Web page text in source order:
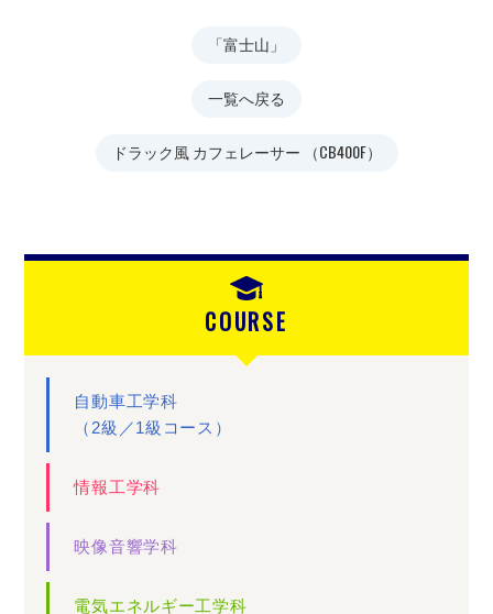
「富士山」
一覧へ戻る
ドラック風 カフェレーサー （CB400F）
COURSE
自動車工学科
（2級／1級コース）
情報工学科
映像音響学科
電気エネルギー工学科